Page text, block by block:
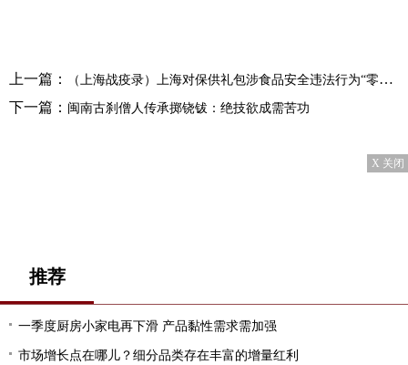
上一篇： （上海战疫录）上海对保供礼包涉食品安全违法行为“零容忍” 守好“稳价”阵地
下一篇： 闽南古刹僧人传承掷铙钹：绝技欲成需苦功
X 关闭
推荐
一季度厨房小家电再下滑 产品黏性需求需加强
市场增长点在哪儿？细分品类存在丰富的增量红利